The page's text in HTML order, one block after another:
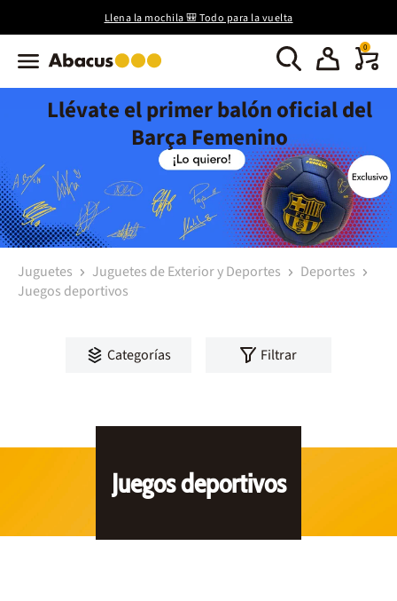
Llena la mochila 🎒 Todo para la vuelta
0
Llévate el primer balón oficial del
Barça Femenino
Juguetes Juguetes de Exterior y Deportes
Deportes
Juegos deportivos
Categorías Filtrar
Juegos deportivos